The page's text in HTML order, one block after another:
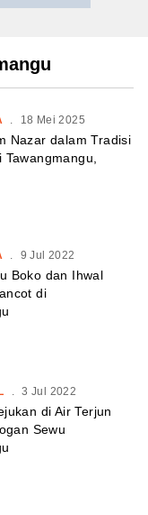
. 18 Mei 2025
Nazar dalam Tradisi
. 9 Jul 2022
Boko dan Ihwal
di
3 Jul 2022
di Air Terjun
Sewu